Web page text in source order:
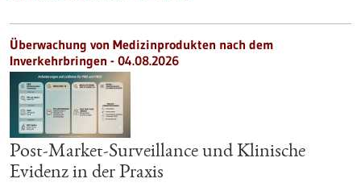
Überwachung von Medizinprodukten nach dem
Inverkehrbringen - 04.08.2026
Post-Market-Surveillance und Klinische
Evidenz in der Praxis